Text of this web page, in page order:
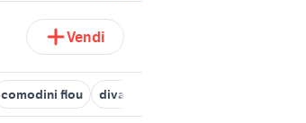
Vendi
comodini flou divano letto a ponte ikea